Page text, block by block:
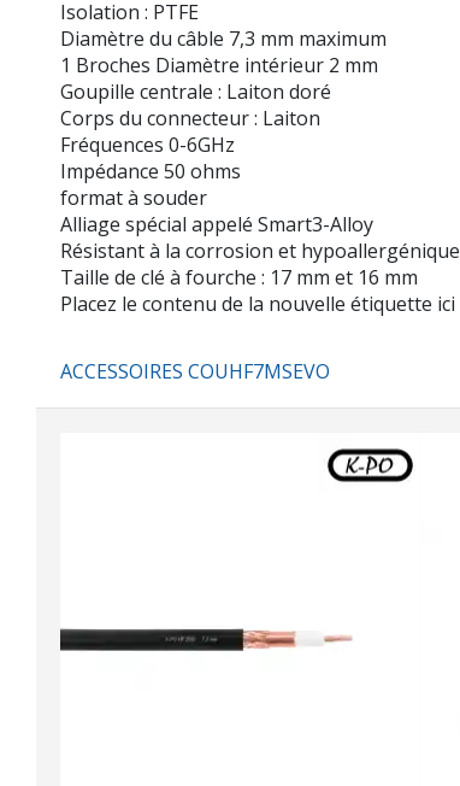
Isolation : PTFE
Diamètre du câble 7,3 mm maximum
1 Broches Diamètre intérieur 2 mm
Goupille centrale : Laiton doré
Corps du connecteur : Laiton
Fréquences 0-6GHz
Impédance 50 ohms
format à souder
Alliage spécial appelé Smart3-Alloy
Résistant à la corrosion et hypoallergénique
Taille de clé à fourche : 17 mm et 16 mm
Placez le contenu de la nouvelle étiquette ici
ACCESSOIRES COUHF7MSEVO